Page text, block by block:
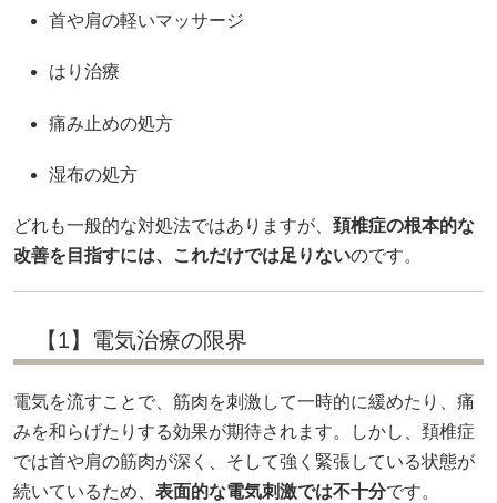
首や肩の軽いマッサージ
はり治療
痛み止めの処方
湿布の処方
どれも一般的な対処法ではありますが、 頚椎症の根本的な
改善を目指すには、これだけでは足りないのです。
【1】電気治療の限界
電気を流すことで、筋肉を刺激して一時的に緩めたり、痛
みを和らげたりする効果が期待されます。しかし、頚椎症
では首や肩の筋肉が深く、そして強く緊張している状態が
続いているため、 表面的な電気刺激では不十分です。